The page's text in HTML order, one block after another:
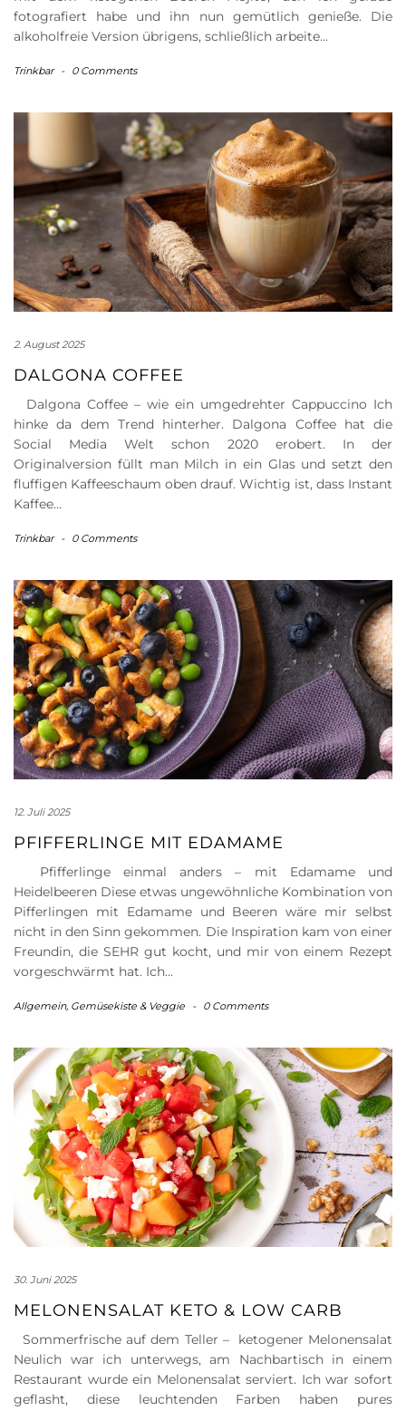
fotografiert habe und ihn nun gemütlich genieße. Die
alkoholfreie Version übrigens, schließlich arbeite…
Trinkbar - 0 Comments
2. August 2025
DALGONA COFFEE
Dalgona Coffee – wie ein umgedrehter Cappuccino Ich
hinke da dem Trend hinterher. Dalgona Coffee hat die
Social Media Welt schon 2020 erobert. In der
Originalversion füllt man Milch in ein Glas und setzt den
fluffigen Kaffeeschaum oben drauf. Wichtig ist, dass Instant
Kaffee…
Trinkbar - 0 Comments
12. Juli 2025
PFIFFERLINGE MIT EDAMAME
Pfifferlinge einmal anders – mit Edamame und
Heidelbeeren Diese etwas ungewöhnliche Kombination von
Pifferlingen mit Edamame und Beeren wäre mir selbst
nicht in den Sinn gekommen. Die Inspiration kam von einer
Freundin, die SEHR gut kocht, und mir von einem Rezept
vorgeschwärmt hat. Ich…
Allgemein, Gemüsekiste & Veggie - 0 Comments
30. Juni 2025
MELONENSALAT KETO & LOW CARB
Sommerfrische auf dem Teller – ketogener Melonensalat
Neulich war ich unterwegs, am Nachbartisch in einem
Restaurant wurde ein Melonensalat serviert. Ich war sofort
geflasht, diese leuchtenden Farben haben pures